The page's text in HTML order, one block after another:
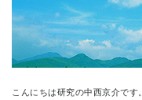
こんにちは研究の中西京介です。